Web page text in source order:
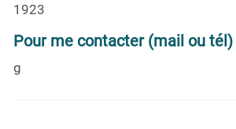
1923
Pour me contacter (mail ou tél)
g